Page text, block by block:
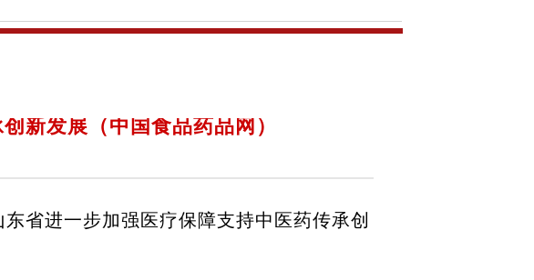
新发展（中国食品药品网）
进一步加强医疗保障支持中医药传承创